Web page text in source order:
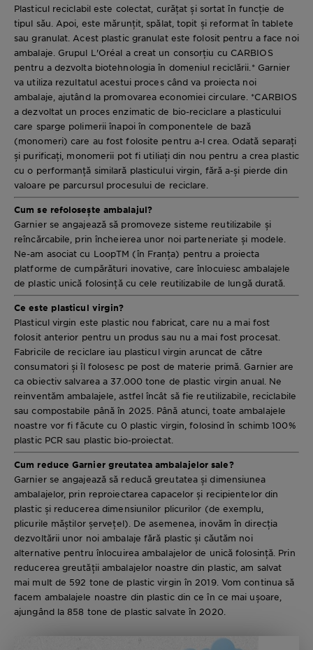
Plasticul reciclabil este colectat, curățat și sortat în funcție de
tipul său. Apoi, este mărunțit, spălat, topit și reformat în tablete
sau granulat. Acest plastic granulat este folosit pentru a face noi
ambalaje. Grupul L'Oréal a creat un consorțiu cu CARBIOS
pentru a dezvolta biotehnologia în domeniul reciclării.* Garnier
va utiliza rezultatul acestui proces când va proiecta noi
ambalaje, ajutând la promovarea economiei circulare. *CARBIOS
a dezvoltat un proces enzimatic de bio-reciclare a plasticului
care sparge polimerii înapoi în componentele de bază
(monomeri) care au fost folosite pentru a-l crea. Odată separați
și purificați, monomerii pot fi utiliați din nou pentru a crea plastic
cu o performanță similară plasticului virgin, fără a-și pierde din
valoare pe parcursul procesului de reciclare.
Cum se refolosește ambalajul?
Garnier se angajează să promoveze sisteme reutilizabile și
reîncărcabile, prin încheierea unor noi parteneriate și modele.
Ne-am asociat cu LoopTM (în Franța) pentru a proiecta
platforme de cumpărături inovative, care înlocuiesc ambalajele
de plastic unică folosință cu cele reutilizabile de lungă durată.
Ce este plasticul virgin?
Plasticul virgin este plastic nou fabricat, care nu a mai fost
folosit anterior pentru un produs sau nu a mai fost procesat.
Fabricile de reciclare iau plasticul virgin aruncat de către
consumatori și îl folosesc pe post de materie primă. Garnier are
ca obiectiv salvarea a 37.000 tone de plastic virgin anual. Ne
reinventăm ambalajele, astfel încât să fie reutilizabile, reciclabile
sau compostabile până în 2025. Până atunci, toate ambalajele
noastre vor fi făcute cu 0 plastic virgin, folosind în schimb 100%
plastic PCR sau plastic bio-proiectat.
Cum reduce Garnier greutatea ambalajelor sale?
Garnier se angajează să reducă greutatea și dimensiunea
ambalajelor, prin reproiectarea capacelor și recipientelor din
plastic și reducerea dimensiunilor plicurilor (de exemplu,
plicurile măștilor șervețel). De asemenea, inovăm în direcția
dezvoltării unor noi ambalaje fără plastic și căutăm noi
alternative pentru înlocuirea ambalajelor de unică folosință. Prin
reducerea greutății ambalajelor noastre din plastic, am salvat
mai mult de 592 tone de plastic virgin în 2019. Vom continua să
facem ambalajele noastre din plastic din ce în ce mai ușoare,
ajungând la 858 tone de plastic salvate în 2020.